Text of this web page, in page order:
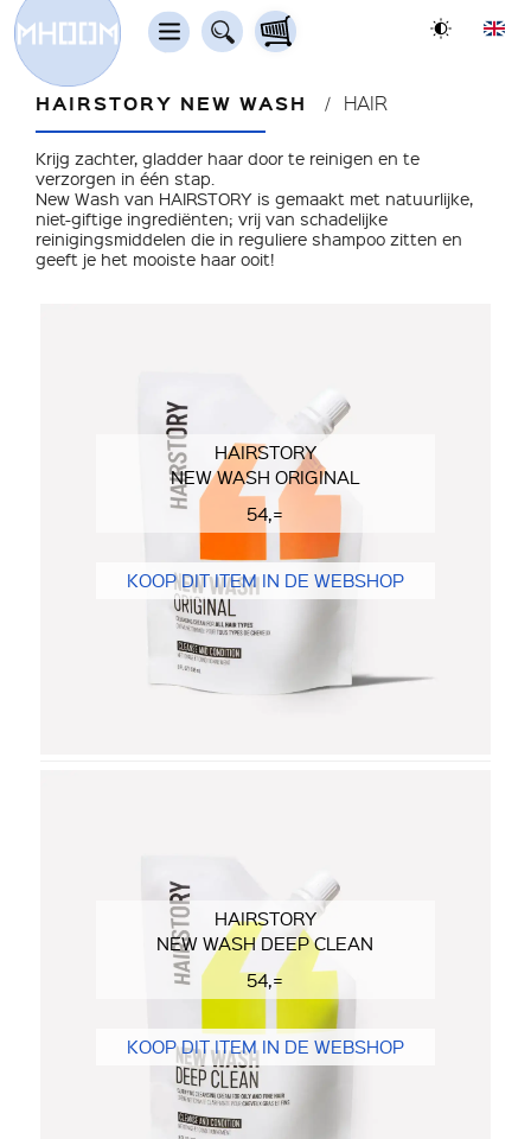
HAIRSTORY NEW WASH HAIR
Krijg zachter, gladder haar door te reinigen en te
verzorgen in één stap.
New Wash van HAIRSTORY is gemaakt met natuurlijke,
niet-giftige ingrediënten; vrij van schadelijke
reinigingsmiddelen die in reguliere shampoo zitten en
geeft je het mooiste haar ooit!
HAIRSTORY
NEW WASH ORIGINAL
54,=
KOOP DIT ITEM IN DE WEBSHOP
HAIRSTORY
NEW WASH DEEP CLEAN
54,=
KOOP DIT ITEM IN DE WEBSHOP